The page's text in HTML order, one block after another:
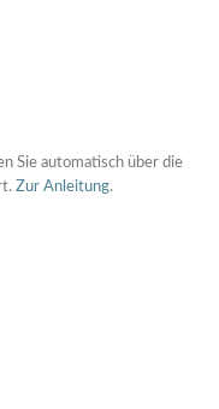
Sie automatisch über die
Zur Anleitung.